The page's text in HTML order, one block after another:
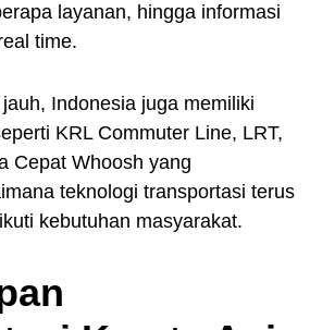
layanan, hingga informasi
time.
Indonesia juga memiliki
KRL Commuter Line, LRT,
Cepat Whoosh yang
teknologi transportasi terus
kebutuhan masyarakat.